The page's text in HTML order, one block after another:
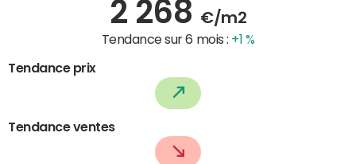
2 268 €/m2
Tendance sur 6 mois : +1 %
Tendance prix
Tendance ventes